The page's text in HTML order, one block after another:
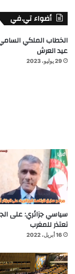
أضواء تي.في
الخطاب الملكي
عيد العرش
29 يوليو، 2023
سياسي جزائري: على
تعتذر للمغرب
16 أبريل، 2022